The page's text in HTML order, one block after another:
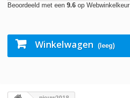
Beoordeeld met een 9.6 op Webwinkelkeur
Winkelwagen (leeg)